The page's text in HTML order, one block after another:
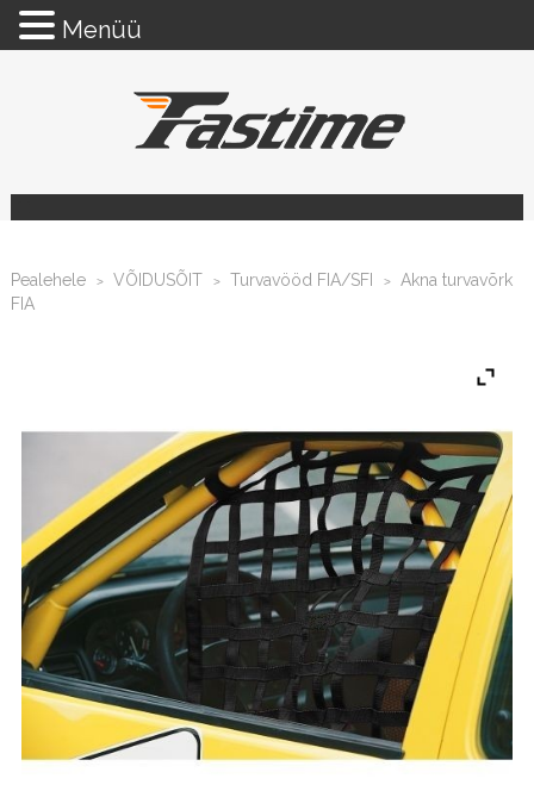
Pealehele > VÕIDUSÕIT > Turvavööd FIA/SFI >
Akna turvavõrk
FIA
Menüü